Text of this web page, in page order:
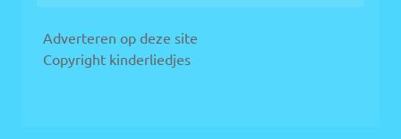
Adverteren op deze site
Copyright kinderliedjes